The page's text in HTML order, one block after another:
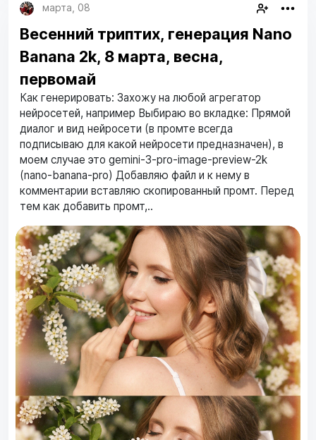
марта, 08
Весенний триптих, генерация Nano
Banana 2k, 8 марта, весна,
первомай
Как генерировать: Захожу на любой агрегатор
нейросетей, например Выбираю во вкладке: Прямой
диалог и вид нейросети (в промте всегда
подписываю для какой нейросети предназначен), в
моем случае это gemini-3-pro-image-preview-2k
(nano-banana-pro) Добавляю файл и к нему в
комментарии вставляю скопированный промт. Перед
тем как добавить промт,..